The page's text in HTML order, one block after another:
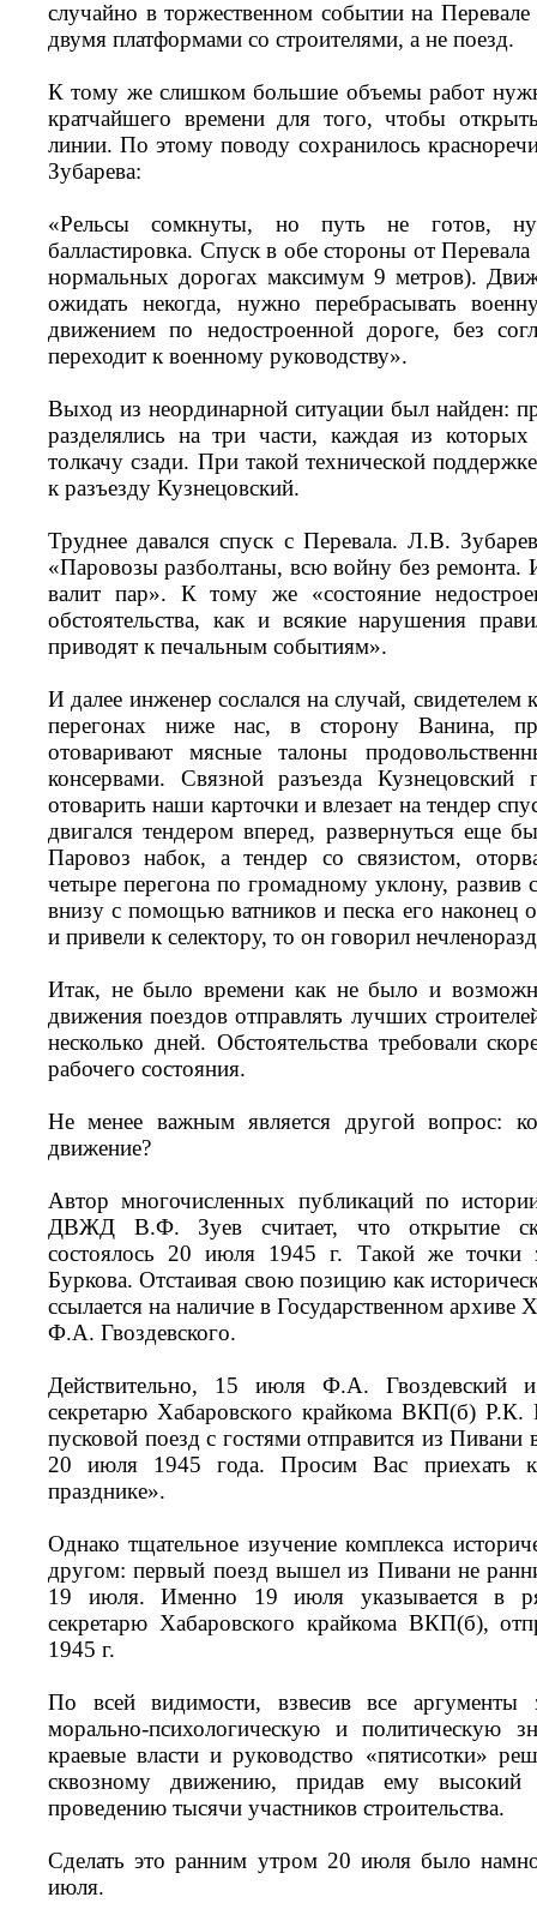
случайно в торжественном событии на
двумя платформами со строителями, а не поезд.
К тому же слишком большие объемы работ
кратчайшего времени для того, чтобы
линии. По этому поводу сохранилось
Зубарева:
«Рельсы сомкнуты, но путь не готов,
балластировка. Спуск в обе стороны от
нормальных дорогах максимум 9 метров).
ожидать некогда, нужно перебрасывать
движением по недостроенной дороге, без
переходит к военному руководству».
Выход из неординарной ситуации был найден:
разделялись на три части, каждая из
толкачу сзади. При такой технической
к разъезду Кузнецовский.
Труднее давался спуск с Перевала. Л.В.
«Паровозы разболтаны, всю войну без ремонта.
валит пар». К тому же «состояние
обстоятельства, как и всякие нарушения
приводят к печальным событиям».
И далее инженер сослался на случай,
перегонах ниже нас, в сторону Ванина,
отоваривают мясные талоны
консервами. Связной разъезда Кузнецовский
отоварить наши карточки и влезает на тендер
двигался тендером вперед, развернуться еще
Паровоз набок, а тендер со связистом,
четыре перегона по громадному уклону, развив
внизу с помощью ватников и песка его наконец
и привели к селектору, то он говорил
Итак, не было времени как не было и
движения поездов отправлять лучших
несколько дней. Обстоятельства требовали
рабочего состояния.
Не менее важным является другой вопрос:
движение?
Автор многочисленных публикаций по
ДВЖД В.Ф. Зуев считает, что открытие
состоялось 20 июля 1945 г. Такой же точки
Буркова. Отстаивая свою позицию как
ссылается на наличие в Государственном архиве
Ф.А. Гвоздевского.
Действительно, 15 июля Ф.А. Гвоздевский
секретарю Хабаровского крайкома ВКП(б) Р.К.
пусковой поезд с гостями отправится из
20 июля 1945 года. Просим Вас приехать
празднике».
Однако тщательное изучение комплекса
другом: первый поезд вышел из Пивани не
19 июля. Именно 19 июля указывается в
секретарю Хабаровского крайкома ВКП(б),
1945 г.
По всей видимости, взвесив все
морально-психологическую и политическую
краевые власти и руководство «пятисотки»
сквозному движению, придав ему высокий
проведению тысячи участников строительства.
Сделать это ранним утром 20 июля было
июля.